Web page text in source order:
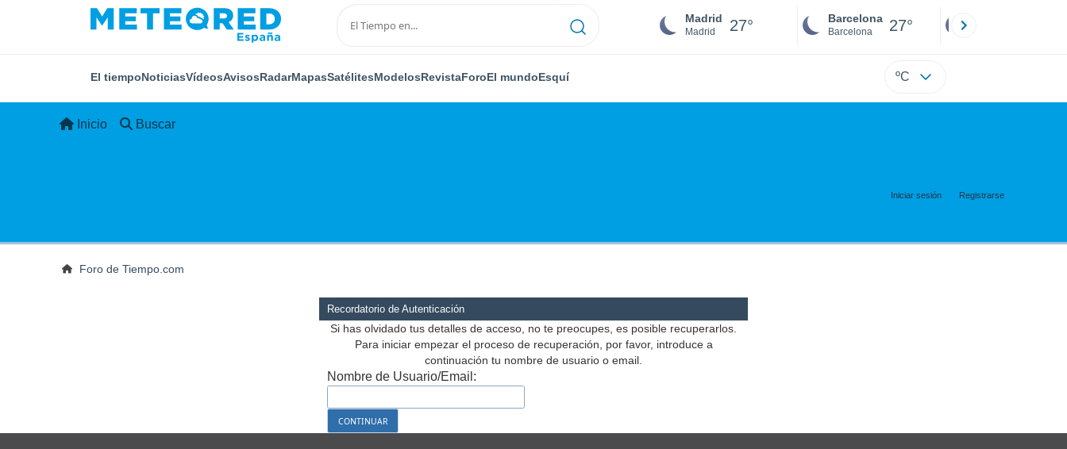
Madrid
Madrid 27° Barcelona
Barcelona 27°
El tiempoNoticiasVídeosAvisosRadarMapasSatélitesModelosRevistaForoEl mundoEsquí ºC
Inicio Buscar
Iniciar sesión Registrarse
Foro de Tiempo.com
Recordatorio de Autenticación
Si has olvidado tus detalles de acceso, no te preocupes, es posible recuperarlos.
Para iniciar empezar el proceso de recuperación, por favor, introduce a
continuación tu nombre de usuario o email.
Nombre de Usuario/Email: